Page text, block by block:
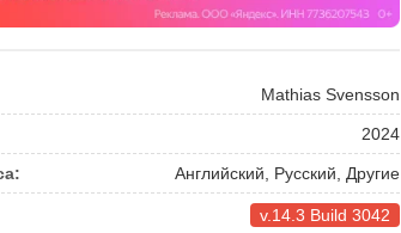
Mathias Svensson
2024
Английский, Русский, Другие
v.14.3 Build 3042